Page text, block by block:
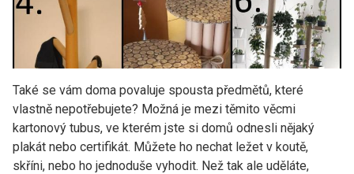
Také se vám doma povaluje spousta předmětů, které
vlastně nepotřebujete? Možná je mezi těmito věcmi
kartonový tubus, ve kterém jste si domů odnesli nějaký
plakát nebo certifikát. Můžete ho nechat ležet v koutě,
skříni, nebo ho jednoduše vyhodit. Než tak ale uděláte,